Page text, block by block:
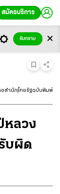
สมัครบริการ
ชสำนัก ไทยรัฐฉบับพิมพ์
หลวง
บผิด
รับทราบ